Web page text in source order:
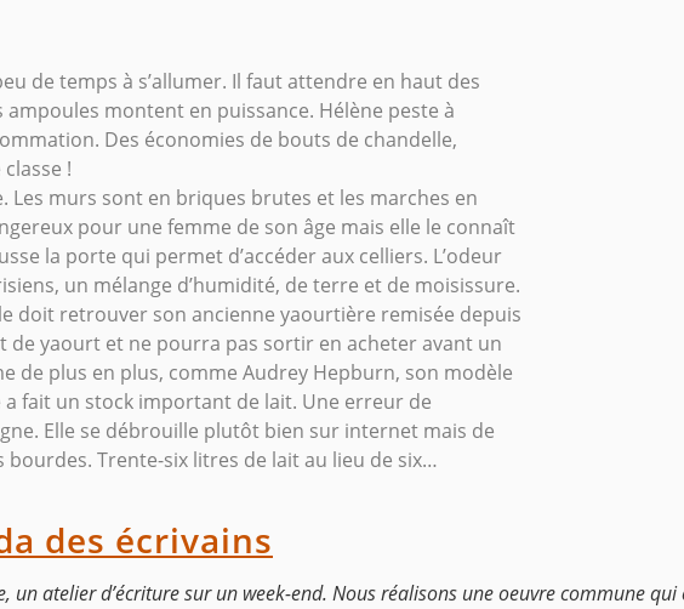
de temps à s’allumer. Il faut attendre en haut des
montent en puissance. Hélène peste à
Des économies de bouts de chandelle,
!
Les murs sont en briques brutes et les marches en
pour une femme de son âge mais elle le connaît
la porte qui permet d’accéder aux celliers. L’odeur
un mélange d’humidité, de terre et de moisissure.
doit retrouver son ancienne yaourtière remisée depuis
de yaourt et ne pourra pas sortir en acheter avant un
de plus en plus, comme Audrey Hepburn, son modèle
fait un stock important de lait. Une erreur de
Elle se débrouille plutôt bien sur internet mais de
Trente-six litres de lait au lieu de six…
des écrivains
un atelier d’écriture sur un week-end. Nous réalisons une oeuvre commune qui